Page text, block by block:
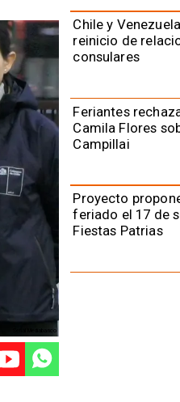
Señal Mediabanco
Chile y
reinicio de
consulares
Feriantes
Camila Flores
Campillai
Proyecto
feriado el 17 de
Fiestas Patrias